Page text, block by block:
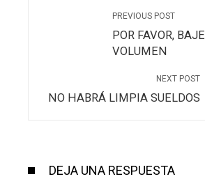
PREVIOUS POST
POR FAVOR,
VOLUMEN
NEXT POST
NO HABRÁ LIMPIA SUELDOS
DEJA UNA RESPUESTA